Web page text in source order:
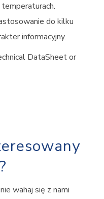
do kilku
informacyjny.
DataSheet or
wahaj się z nami